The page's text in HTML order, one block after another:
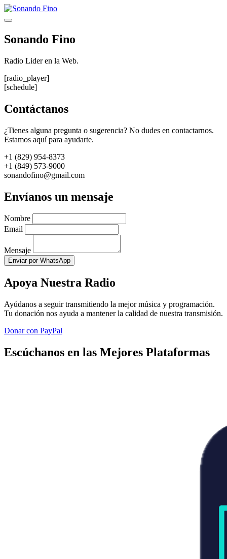
Saltar
al
Menú
Sonando Fino
Radio Lider en la Web.
[radio_player]
[schedule]
Contáctanos
¿Tienes alguna pregunta o sugerencia? No dudes en contactarnos.
Estamos aquí para ayudarte.
+1 (829) 954-8373
+1 (849) 573-9000
sonandofino@gmail.com
Envíanos un mensaje
Nombre
Email
Mensaje
Enviar por WhatsApp
Apoya Nuestra Radio
Ayúdanos a seguir transmitiendo la mejor música y programación.
Tu donación nos ayuda a mantener la calidad de nuestra transmisión.
Donar con PayPal
Escúchanos en las Mejores Plataformas